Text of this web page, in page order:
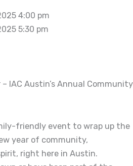
4:00 pm
5:30 pm
IAC Austin’s Annual Community
friendly event to wrap up the
year of community,
right here in Austin.